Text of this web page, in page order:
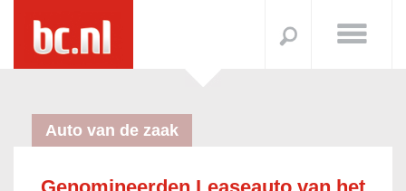
Auto van de zaak